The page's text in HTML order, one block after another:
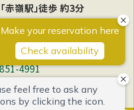
赤嶺駅」徒歩 約3分
4990
4991
市宇栄原1丁目 27の1